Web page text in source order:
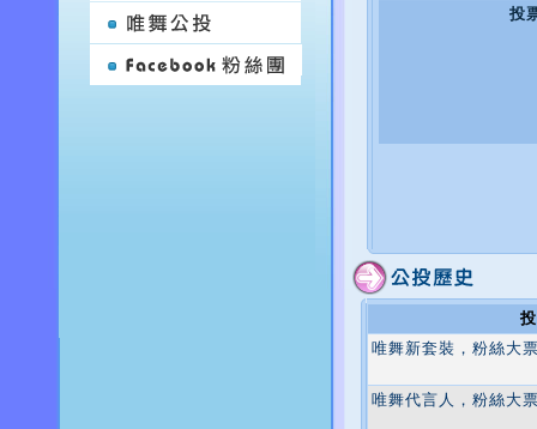
投
唯舞新套裝，粉絲大
唯舞代言人，粉絲大